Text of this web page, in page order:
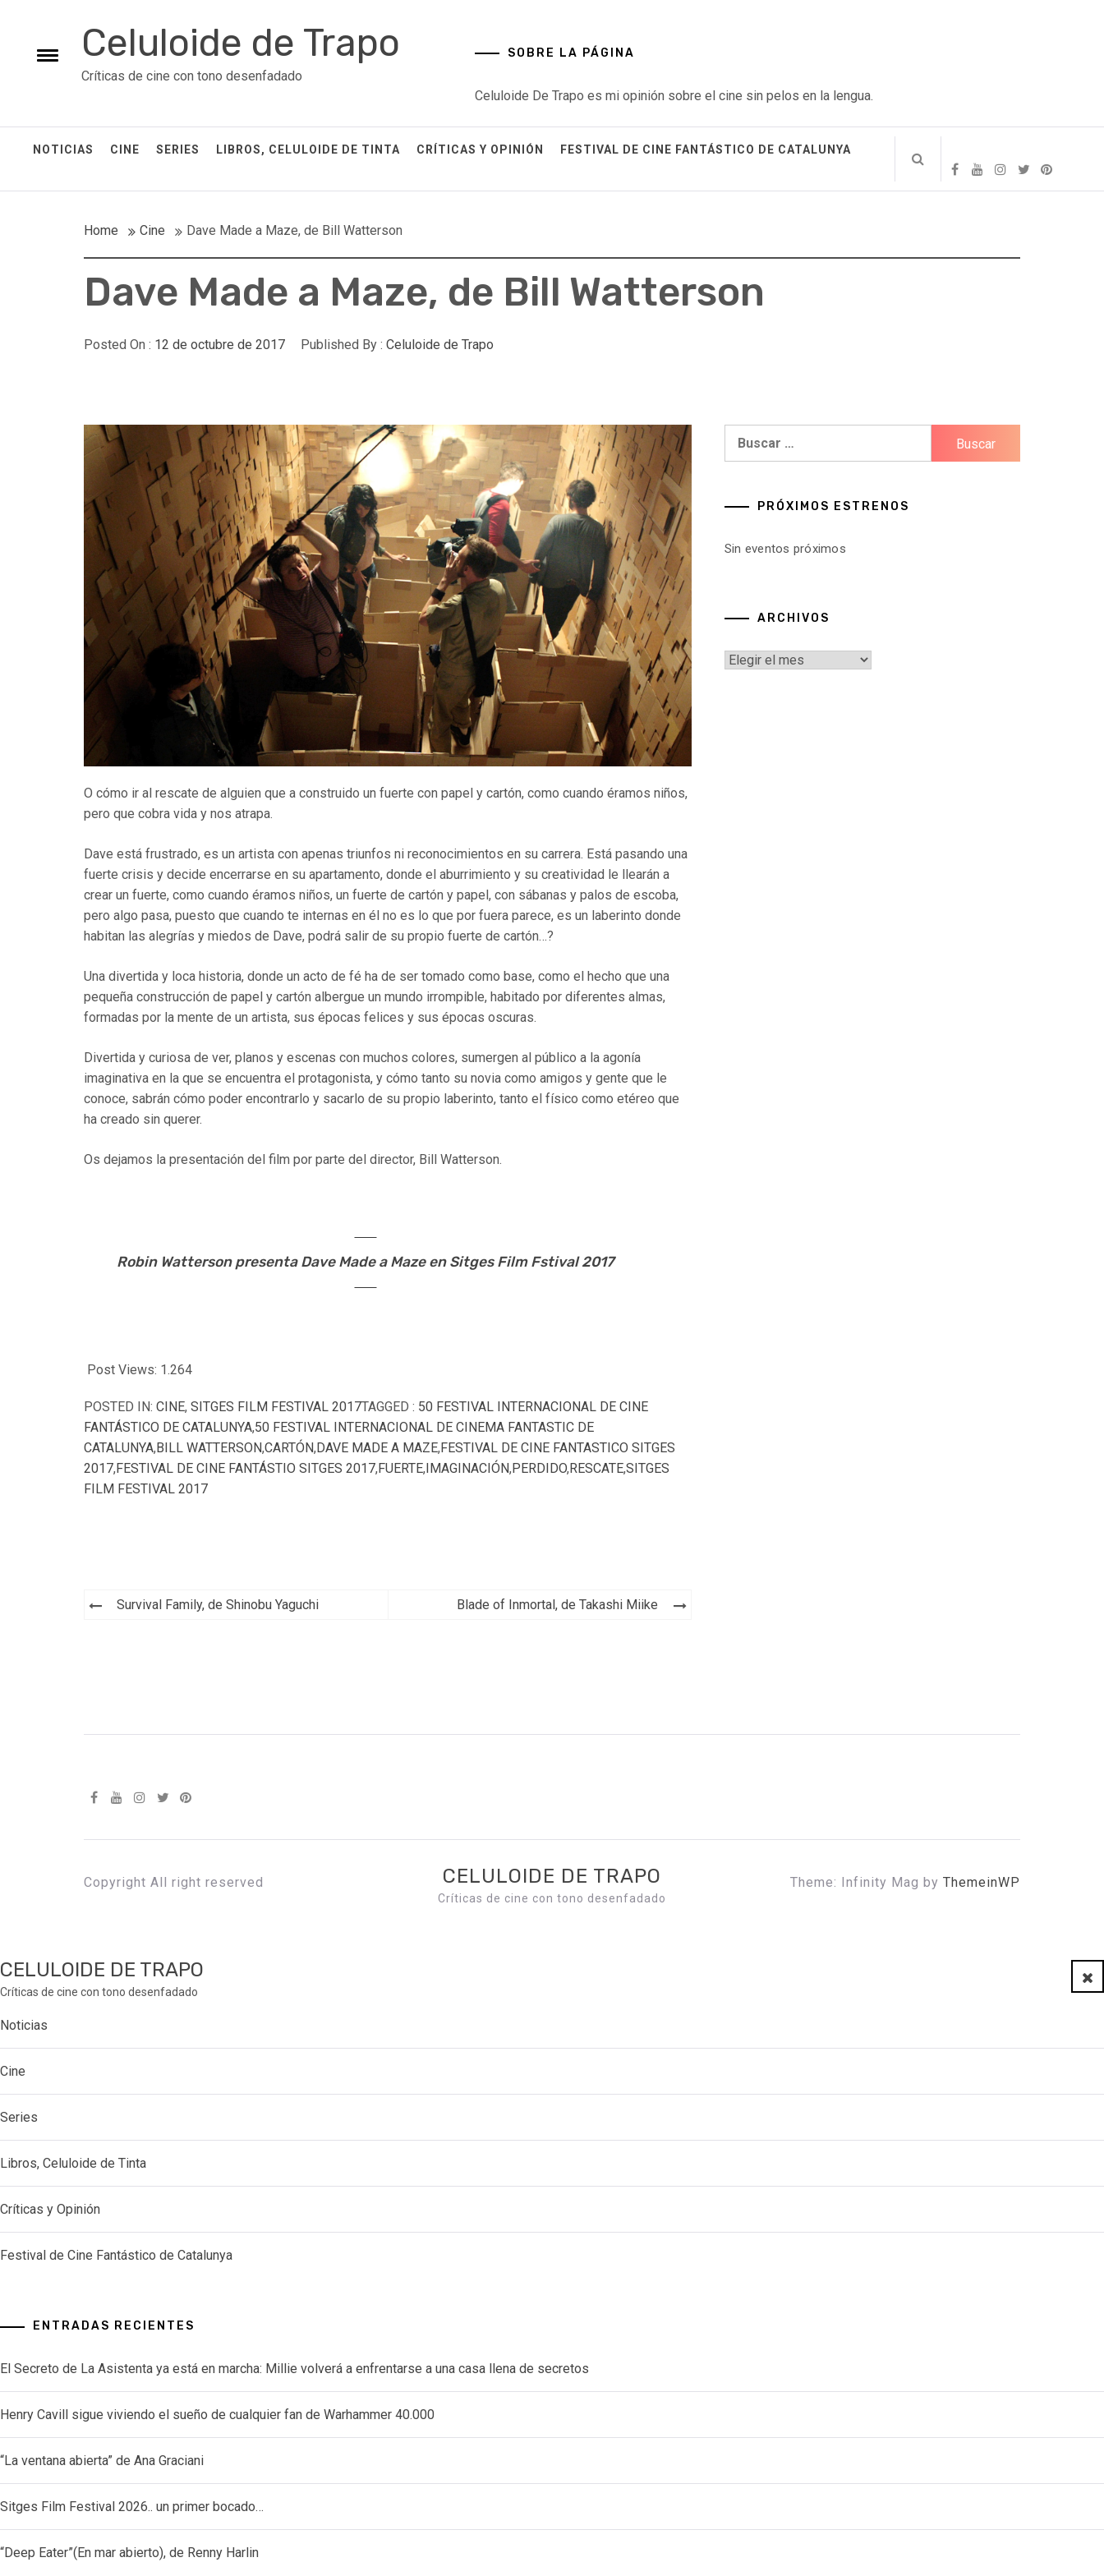
content
Toggle
Celuloide de Trapo
Críticas de cine con tono desenfadado
SOBRE LA PÁGINA
Celuloide De Trapo es mi opinión sobre el cine sin pelos en la lengua.
NOTICIAS CINE SERIES LIBROS, CELULOIDE DE TINTA CRÍTICAS Y OPINIÓN FESTIVAL DE CINE FANTÁSTICO DE CATALUNYA
Home Cine Dave Made a Maze, de Bill Watterson
Dave Made a Maze, de Bill Watterson
Posted On : 12 de octubre de 2017 Published By : Celuloide de Trapo
O cómo ir al rescate de alguien que a construido un fuerte con papel y cartón, como cuando éramos niños,
pero que cobra vida y nos atrapa.
Dave está frustrado, es un artista con apenas triunfos ni reconocimientos en su carrera. Está pasando una
fuerte crisis y decide encerrarse en su apartamento, donde el aburrimiento y su creatividad le llearán a
crear un fuerte, como cuando éramos niños, un fuerte de cartón y papel, con sábanas y palos de escoba,
pero algo pasa, puesto que cuando te internas en él no es lo que por fuera parece, es un laberinto donde
habitan las alegrías y miedos de Dave, podrá salir de su propio fuerte de cartón…?
Una divertida y loca historia, donde un acto de fé ha de ser tomado como base, como el hecho que una
pequeña construcción de papel y cartón albergue un mundo irrompible, habitado por diferentes almas,
formadas por la mente de un artista, sus épocas felices y sus épocas oscuras.
Divertida y curiosa de ver, planos y escenas con muchos colores, sumergen al público a la agonía
imaginativa en la que se encuentra el protagonista, y cómo tanto su novia como amigos y gente que le
conoce, sabrán cómo poder encontrarlo y sacarlo de su propio laberinto, tanto el físico como etéreo que
ha creado sin querer.
Os dejamos la presentación del film por parte del director, Bill Watterson.
Robin Watterson presenta Dave Made a Maze en Sitges Film Fstival 2017
Post Views: 1.264
POSTED IN: CINE, SITGES FILM FESTIVAL 2017TAGGED : 50 FESTIVAL INTERNACIONAL DE CINE
FANTÁSTICO DE CATALUNYA,50 FESTIVAL INTERNACIONAL DE CINEMA FANTASTIC DE
CATALUNYA,BILL WATTERSON,CARTÓN,DAVE MADE A MAZE,FESTIVAL DE CINE FANTASTICO SITGES
2017,FESTIVAL DE CINE FANTÁSTIO SITGES 2017,FUERTE, IMAGINACIÓN,PERDIDO,RESCATE,SITGES
FILM FESTIVAL 2017
Navegación
Survival Family, de Shinobu Yaguchi Blade of Inmortal, de Takashi Miike
PRÓXIMOS ESTRENOS
Sin eventos próximos
ARCHIVOS
Archivos
Copyright All right reserved CELULOIDE DE TRAPO
Críticas de cine con tono desenfadado
Theme: Infinity Mag by ThemeinWP
CELULOIDE DE TRAPO
Críticas de cine con tono desenfadado
Noticias
Cine
Series
Libros, Celuloide de Tinta
Críticas y Opinión
Festival de Cine Fantástico de Catalunya
ENTRADAS RECIENTES
El Secreto de La Asistenta ya está en marcha: Millie volverá a enfrentarse a una casa llena de secretos
Henry Cavill sigue viviendo el sueño de cualquier fan de Warhammer 40.000
“La ventana abierta” de Ana Graciani
Sitges Film Festival 2026.. un primer bocado…
“Deep Eater”(En mar abierto), de Renny Harlin